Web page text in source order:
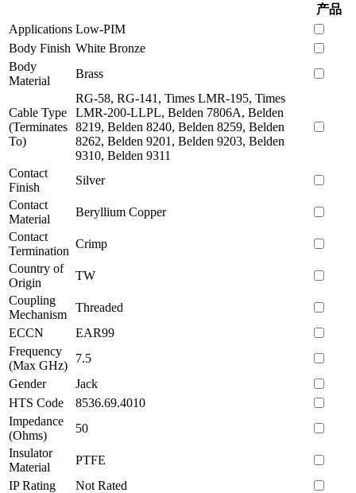
产品
Applications Low-PIM
Body Finish White Bronze
Body
Material
Brass
Cable Type
(Terminates
To)
RG-58, RG-141, Times LMR-195, Times
LMR-200-LLPL, Belden 7806A, Belden
8219, Belden 8240, Belden 8259, Belden
8262, Belden 9201, Belden 9203, Belden
9310, Belden 9311
Contact
Finish
Silver
Contact
Material
Beryllium Copper
Contact
Termination
Crimp
Country of
Origin
TW
Coupling
Mechanism
Threaded
ECCN
EAR99
Frequency
(Max GHz)
7.5
Gender
Jack
HTS Code
8536.69.4010
Impedance
(Ohms)
50
Insulator
Material
PTFE
IP Rating
Not Rated